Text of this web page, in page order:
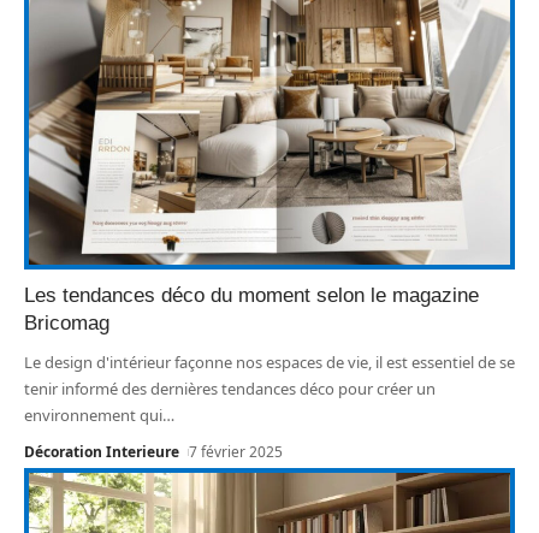
Les tendances déco du moment selon le magazine
Bricomag
Le design d'intérieur façonne nos espaces de vie, il est essentiel de se
tenir informé des dernières tendances déco pour créer un
environnement qui…
Décoration Interieure 7 février 2025